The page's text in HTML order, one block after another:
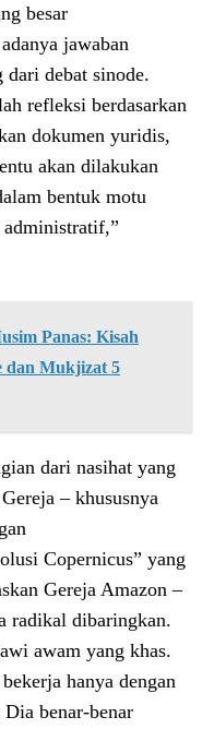
besar
jawaban
debat sinode.
refleksi berdasarkan
dokumen yuridis,
akan dilakukan
bentuk motu
Panas: Kisah
dan Mukjizat 5
dari nasihat yang
– khususnya
Copernicus” yang
Gereja Amazon –
radikal dibaringkan.
awam yang khas.
hanya dengan
benar-benar